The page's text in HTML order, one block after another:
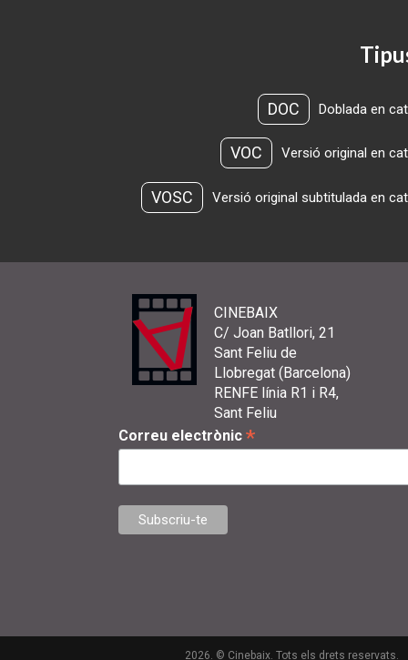
DOC Doblada en
VOC Versió original en
VOSC Versió original subtitulada en
CINEBAIX
C/ Joan Batllori, 21
Sant Feliu de
Llobregat (Barcelona)
RENFE línia R1 i R4,
Sant Feliu
Correu electrònic *
2026. © Cinebaix. Tots els drets reservats.